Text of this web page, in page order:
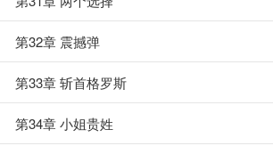
第32章 震撼弹
第33章 斩首格罗斯
第34章 小姐贵姓